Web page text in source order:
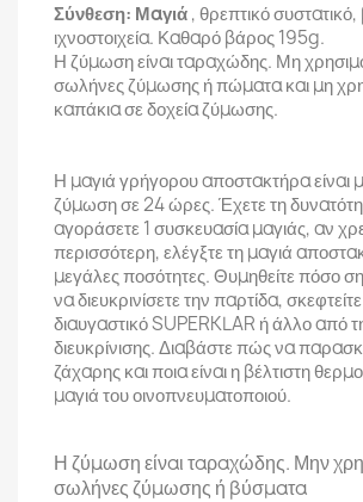
Σύνθεση: Μαγιά, θρεπτικό συστατικό,
ιχνοστοιχεία. Καθαρό βάρος 195g.
Η ζύμωση είναι ταραχώδης. Μη
σωλήνες ζύμωσης ή πώματα και μη
καπάκια σε δοχεία ζύμωσης.
Η μαγιά γρήγορου αποστακτήρα είναι
ζύμωση σε 24 ώρες. Έχετε τη
αγοράσετε 1 συσκευασία μαγιάς, αν
περισσότερη, ελέγξτε τη μαγιά
μεγάλες ποσότητες. Θυμηθείτε πόσο
να διευκρινίσετε την παρτίδα,
διαυγαστικό SUPERKLAR ή άλλο από
διευκρίνισης. Διαβάστε πώς να
ζάχαρης και ποια είναι η βέλτιστη
μαγιά του οινοπνευματοποιού.
Η ζύμωση είναι ταραχώδης. Μην
σωλήνες ζύμωσης ή βύσματα